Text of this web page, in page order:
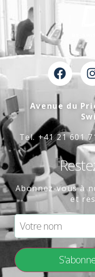
Avenue du
Tel. +41 21 601
Abonnez-vous à
et